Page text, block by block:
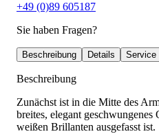
+49 (0)89 605187
Sie haben Fragen?
Beschreibung Details Service
Beschreibung
Zunächst ist in die Mitte des
breites, elegant
weißen Brillanten ausgefasst ist.